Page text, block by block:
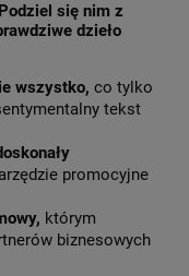
się nim z
dzieło
wszystko, co tylko
tekst
promocyjne
którym
biznesowych